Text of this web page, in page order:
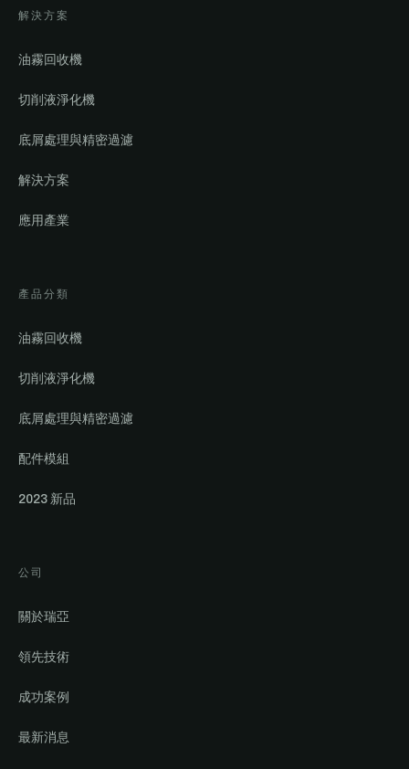
解決方案
油霧回收機
切削液淨化機
底屑處理與精密過濾
解決方案
應用產業
產品分類
油霧回收機
切削液淨化機
底屑處理與精密過濾
配件模組
2023 新品
公司
關於瑞亞
領先技術
成功案例
最新消息